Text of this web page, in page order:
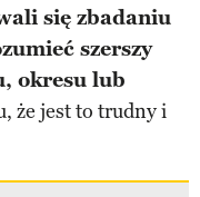
się zbadaniu
szerszy
okresu lub
że jest to trudny i